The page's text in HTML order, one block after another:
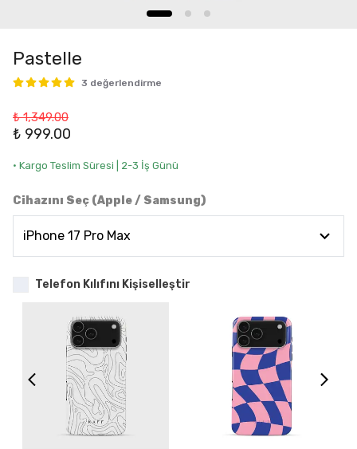
Pastelle
3 değerlendirme
₺ 1,349.00
₺ 999.00
• Kargo Teslim Süresi | 2-3 İş Günü
Cihazını Seç (Apple / Samsung)
Telefon Kılıfını Kişiselleştir